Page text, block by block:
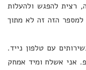
רצית להפגש ולהעלות
הזה זה לא מתוך
עם טלפון נייד.
אני אשלח ומיד אמחק